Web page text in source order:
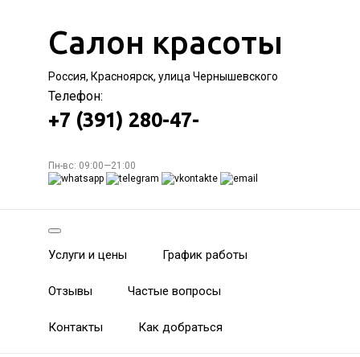
Салон красоты
Россия, Красноярск, улица Чернышевского
Телефон:
+7 (391) 280-47-
Пн-вс: 09:00—21:00
Услуги и цены График работы
Отзывы Частые вопросы
Контакты Как добраться